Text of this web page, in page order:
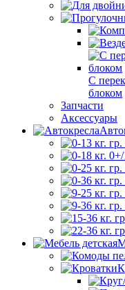
С
блоком
Запчасти
Аксессуары